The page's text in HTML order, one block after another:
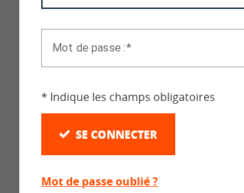
Mot de passe :
* Indique les champs obligatoires
SE CONNECTER
Mot de passe oublié ?